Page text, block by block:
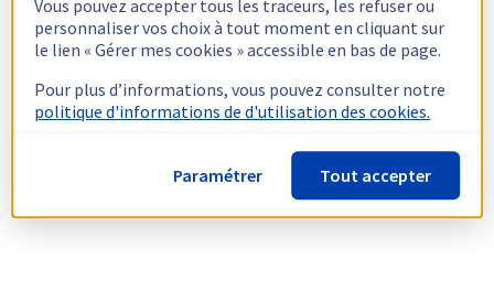
Vous pouvez accepter tous les traceurs, les refuser ou
personnaliser vos choix à tout moment en cliquant sur
le lien « Gérer mes cookies » accessible en bas de page.
Pour plus d’informations, vous pouvez consulter notre
politique d'informations de d'utilisation des cookies.
Paramétrer Tout accepter